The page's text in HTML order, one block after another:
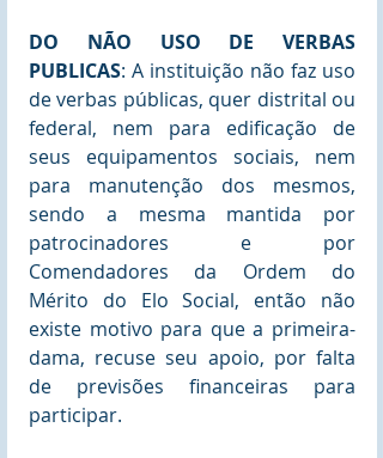
DO NÃO USO DE VERBAS
PUBLICAS: A instituição não faz uso
de verbas públicas, quer distrital ou
federal, nem para edificação de
seus equipamentos sociais, nem
para manutenção dos mesmos,
sendo a mesma mantida por
patrocinadores e por
Comendadores da Ordem do
Mérito do Elo Social, então não
existe motivo para que a primeira-
dama, recuse seu apoio, por falta
de previsões financeiras para
participar.